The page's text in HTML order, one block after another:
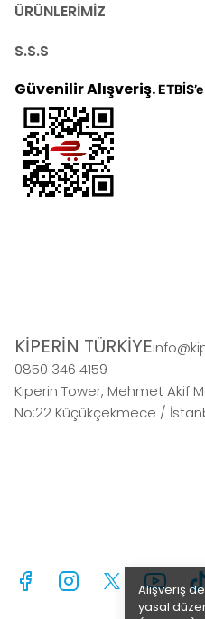
Alışveriş
yasal
ÜRÜNLERİMİZ
S.S.S
Güvenilir Alışveriş.
KİPERİN TÜRKİYE
0850 346 4159
Kiperin Tower, Mehmet Akif
No:22 Küçükçekmece /